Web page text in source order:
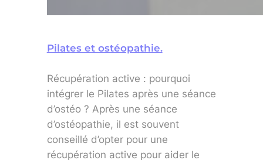
Pilates et ostéopathie.
Récupération active : pourquoi
intégrer le Pilates après une séance
d’ostéo ? Après une séance
d’ostéopathie, il est souvent
conseillé d’opter pour une
récupération active pour aider le